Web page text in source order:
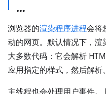
浏览器的渲染程序进程会将
动的网页。默认情况下，渲
大多数代码：它会解析
应用指定的样式，然后解析
主线程也会处理用户事件